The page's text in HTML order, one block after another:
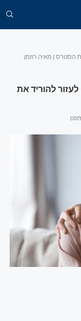
הסטרס | מאיה רוזמן
להוריד את